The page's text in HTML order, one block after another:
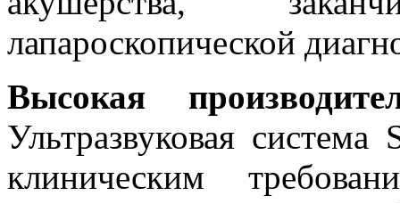
лапароскопической
Высокая
Ультразвуковая
клиническим